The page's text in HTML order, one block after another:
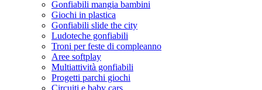
Gonfiabili mangia bambini
Giochi in plastica
Gonfiabili slide the city
Ludoteche gonfiabili
Troni per feste di compleanno
Aree softplay
Multiattività gonfiabili
Progetti parchi giochi
Circuiti e baby cars